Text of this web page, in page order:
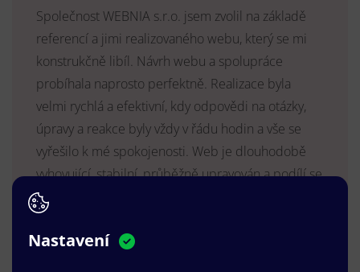
Společnost WEBNIA s.r.o. jsem zvolil na základě
referencí a jimi realizovaného webu, který se mi
konstrukčně libíl. Návrh webu a spolupráce
probíhala naprosto perfektně. Realizace byla
velmi rychlá a efektivní, kdy odpovědi na otázky,
úpravy a reakce byly vždy v řádu hodin a vše se
vyřešilo k mé spokojenosti. Web je dlouhodobě
vyhovující, stabilní, průběžně upravován a podílí se
na pozitivním vnímání naší značky.
MUDr. Radek Vyšohlíd
VENART s.r.o.
Nastavení